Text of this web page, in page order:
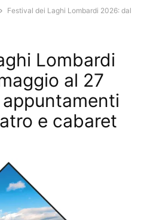
Festival dei Laghi Lombardi 2026: dal
Lombardi
al 27
e cabaret